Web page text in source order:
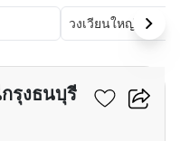
วงเวียนใหญ่
รุงธนบุรี